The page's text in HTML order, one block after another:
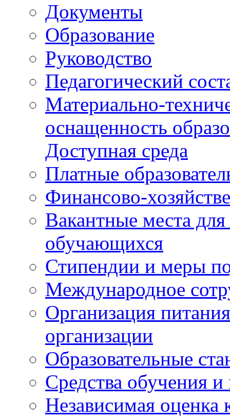
Документы
Образование
Руководство
Педагогический
Материально-
оснащенность
Доступная среда
Платные
Финансово-
Вакантные места
обучающихся
Стипендии и меры
Международное
Организация
организации
Образовательные
Средства обучения и
Независимая оценка